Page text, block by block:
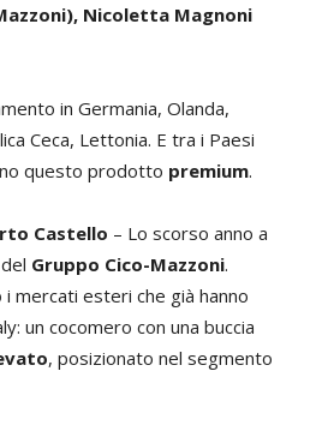
Nicoletta Magnoni
in Germania, Olanda,
Ceca, Lettonia. E tra i Paesi
questo prodotto premium.
Castello – Lo scorso anno a
Gruppo Cico-Mazzoni.
mercati esteri che già hanno
un cocomero con una buccia
, posizionato nel segmento